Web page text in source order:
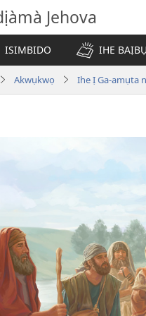
Jehova
ISIMBIDO
IHE
Akwụkwọ Ihe Ị Ga-amụta